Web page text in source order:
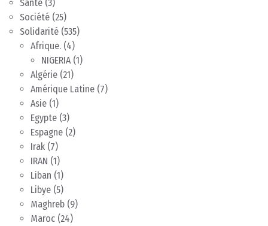
Santé (3)
Société (25)
Solidarité (535)
Afrique. (4)
NIGERIA(1)
Algérie (21)
Amérique Latine (7)
Asie (1)
Egypte (3)
Espagne (2)
Irak (7)
IRAN (1)
Liban (1)
Libye (5)
Maghreb (9)
Maroc (24)